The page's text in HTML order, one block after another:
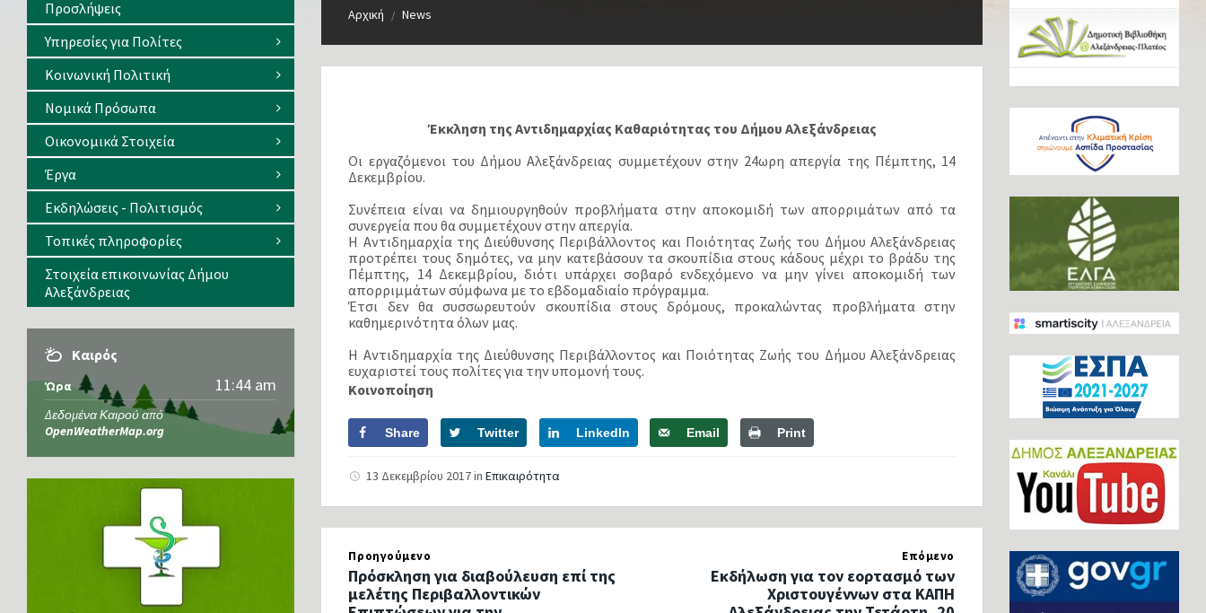
Αρχική / News
Έκκληση της Αντιδημαρχίας Καθαριότητας του Δήμου Αλεξάνδρειας
Οι εργαζόμενοι του Δήμου Αλεξάνδρειας συμμετέχουν στην 24ωρη απεργία της Πέμπτης, 14
Δεκεμβρίου.
Συνέπεια είναι να δημιουργηθούν προβλήματα στην αποκομιδή των απορριμάτων από τα
συνεργεία που θα συμμετέχουν στην απεργία.
Η Αντιδημαρχία της Διεύθυνσης Περιβάλλοντος και Ποιότητας Ζωής του Δήμου Αλεξάνδρειας
προτρέπει τους δημότες, να μην κατεβάσουν τα σκουπίδια στους κάδους μέχρι το βράδυ της
Πέμπτης, 14 Δεκεμβρίου, διότι υπάρχει σοβαρό ενδεχόμενο να μην γίνει αποκομιδή των
απορριμμάτων σύμφωνα με το εβδομαδιαίο πρόγραμμα.
Έτσι δεν θα συσσωρευτούν σκουπίδια στους δρόμους, προκαλώντας προβλήματα στην
καθημερινότητα όλων μας.
Η Αντιδημαρχία της Διεύθυνσης Περιβάλλοντος και Ποιότητας Ζωής του Δήμου Αλεξάνδρειας
ευχαριστεί τους πολίτες για την υπομονή τους.
Κοινοποίηση
Share Twitter LinkedIn Email Print
13 Δεκεμβρίου 2017inΕπικαιρότητα
Προηγούμενο
Πρόσκληση για διαβούλευση επί της
μελέτης Περιβαλλοντικών
Επόμενο
Εκδήλωση για τον εορτασμό των
Χριστουγέννων στα ΚΑΠΗ
Προσλήψεις
Υπηρεσίες για Πολίτες
Κοινωνική Πολιτική
Νομικά Πρόσωπα
Οικονομικά Στοιχεία
Έργα
Εκδηλώσεις - Πολιτισμός
Τοπικές πληροφορίες
Στοιχεία επικοινωνίας Δήμου
Αλεξάνδρειας
Καιρός
Ώρα 11:44 am
Δεδομένα Καιρού από
OpenWeatherMap.org